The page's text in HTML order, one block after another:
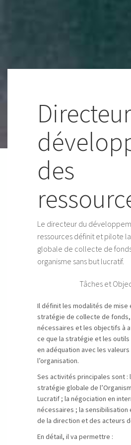
des
Le directeur du
ressources définit et pilote
globale de collecte de
organisme sans but lucratif.
Tâches et
Il définit les modalités de mise
stratégie de collecte de
nécessaires et les objectifs à
ce que la stratégie et les
en adéquation avec les
l’organisation.
Ses activités principales sont :
stratégie globale de
Lucratif ; la négociation en
nécessaires ; la sensibilisation
de la direction et des acteurs
En détail, il va permettre :